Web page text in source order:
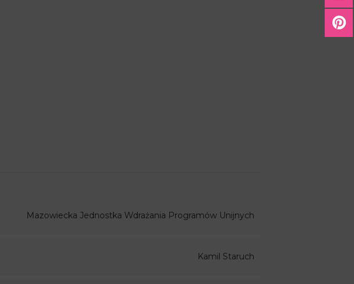
Mazowiecka Jednostka Wdrażania Programów Unijnych
Kamil Staruch